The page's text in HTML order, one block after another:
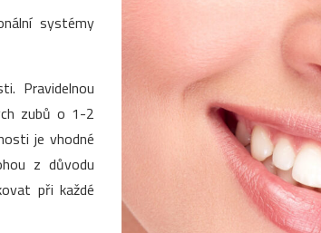
systémy
Pravidelnou
zubů o 1-2
je vhodné
z důvodu
při každé